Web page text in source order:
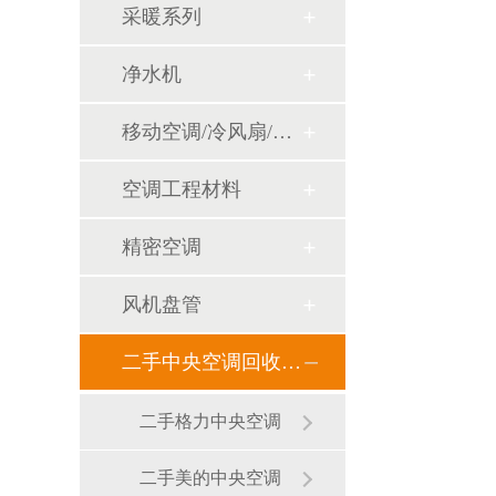
采暖系列
净水机
移动空调/冷风扇/风幕机
空调工程材料
精密空调
风机盘管
二手中央空调回收销售
二手格力中央空调
二手美的中央空调